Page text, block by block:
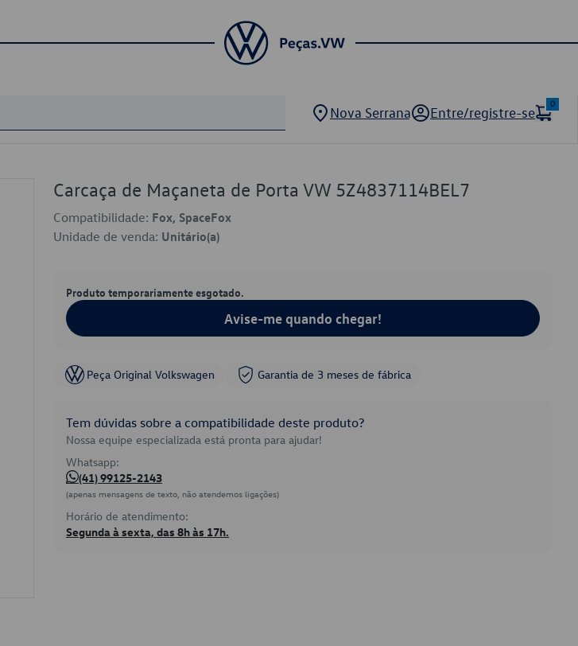
Nova Serrana Entre/registre-se
0
Carcaça de Maçaneta de Porta VW 5Z4837114BEL7
Compatibilidade: Fox, SpaceFox
Unidade de venda: Unitário(a)
Produto temporariamente esgotado.
Avise-me quando chegar!
Peça Original Volkswagen Garantia de 3 meses de fábrica
Tem dúvidas sobre a compatibilidade deste produto?
Nossa equipe especializada está pronta para ajudar!
Whatsapp:
(41) 99125-2143
(apenas mensagens de texto, não atendemos ligações)
Horário de atendimento:
Segunda à sexta, das 8h às 17h.